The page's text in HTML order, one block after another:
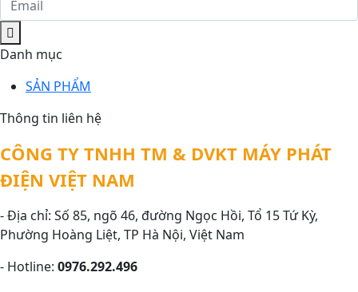
Danh mục
SẢN PHẨM
Thông tin liên hệ
CÔNG TY TNHH TM & DVKT MÁY PHÁT
ĐIỆN VIỆT NAM
- Địa chỉ: Số 85, ngõ 46, đường Ngọc Hồi, Tổ 15 Tứ Kỳ,
Phường Hoàng Liệt, TP Hà Nội, Việt Nam
- Hotline: 0976.292.496